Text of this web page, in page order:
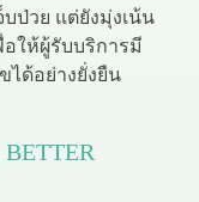
ป่วย แต่ยังมุ่งเน้น
อให้ผู้รับบริการมี
ด้อย่างยั่งยืน